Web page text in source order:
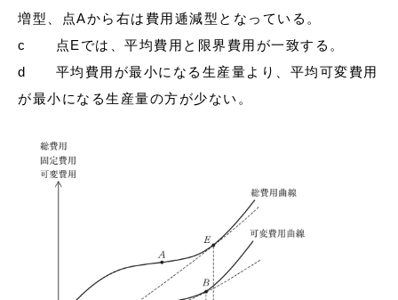
増型、点Aから右は費用逓減型となっている。
c 点Eでは、平均費用と限界費用が一致する。
d 平均費用が最小になる生産量より、平均可変費用
が最小になる生産量の方が少ない。